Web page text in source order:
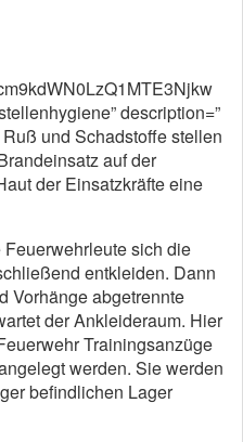
description=”
und Schadstoffe stellen
auf der
der Einsatzkräfte eine
sich die
entkleiden. Dann
Vorhänge abgetrennte
der Ankleideraum. Hier
Trainingsanzüge
werden. Sie werden
befindlichen Lager